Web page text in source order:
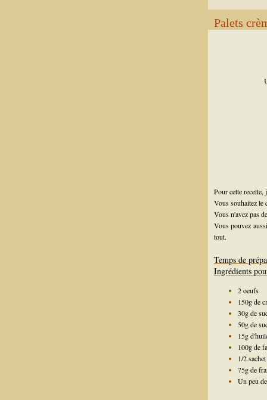
Palets
Pour cette
Vous souhaitez le
Vous n'avez pas
Vous pouvez
tout.
Temps de
Ingrédients
2 oeufs
150g de
30g de
50g de
15g
100g de
1/2
75g de
Un peu